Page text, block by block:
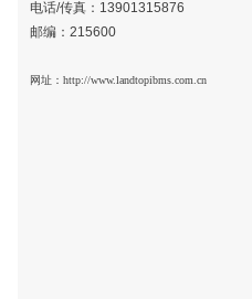
电话/传真： 13901315876
邮编：215600
网址： http://www.landtopibms.com.cn